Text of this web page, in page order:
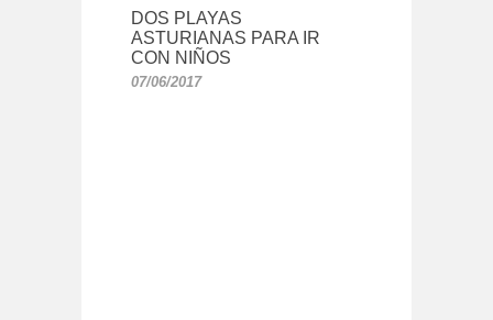
DOS PLAYAS
ASTURIANAS PARA IR
CON NIÑOS
07/06/2017